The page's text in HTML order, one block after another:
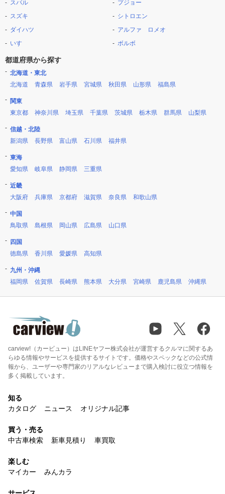
スバル
スズキ
ダイハツ
いすゞ
プジョー
シトロエン
アルファ ロメオ
ボルボ
都道府県から探す
北海道・東北
北海道
青森県 岩手県 宮城県 秋田県 山形県 福島県
関東
東京都
神奈川県 埼玉県 千葉県 茨城県 栃木県 群馬県 山梨県
信越・北陸
新潟県
長野県 富山県 石川県 福井県
東海
愛知県
岐阜県 静岡県 三重県
近畿
大阪府
兵庫県 京都府 滋賀県 奈良県 和歌山県
中国
鳥取県
島根県 岡山県 広島県 山口県
四国
徳島県
香川県 愛媛県 高知県
九州・沖縄
福岡県
佐賀県 長崎県 熊本県 大分県 宮崎県 鹿児島県 沖縄県
carview!（カービュー）はLINEヤフー株式会社が運営するクルマに関するあ
らゆる情報やサービスを提供するサイトです。価格やスペックなどの公式情
報から、ユーザーや専門家のリアルなレビューまで購入検討に役立つ情報を
多く掲載しています。
知る
カタログ
ニュース オリジナル記事
買う・売る
中古車検索
新車見積り 車買取
楽しむ
マイカー
みんカラ